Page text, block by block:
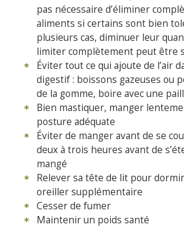
pas nécessaire d’éliminer
aliments si certains sont bien
plusieurs cas, diminuer leur
limiter complètement peut être
Éviter tout ce qui ajoute de l’air
digestif : boissons gazeuses ou
de la gomme, boire avec une
Bien mastiquer, manger
posture adéquate
Éviter de manger avant de se
deux à trois heures avant de
mangé
Relever sa tête de lit pour
oreiller supplémentaire
Cesser de fumer
Maintenir un poids santé